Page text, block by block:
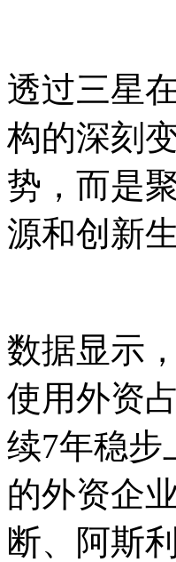
透过三星
构的深刻
势，而是
源和创新
数据显示
使用外资
续7年稳步
的外资企
断、阿斯